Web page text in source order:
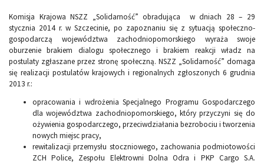
Komisja Krajowa NSZZ „Solidarność” obradująca w dniach 28 – 29
stycznia 2014 r. w Szczecinie, po zapoznaniu się z sytuacją społeczno-
gospodarczą województwa zachodniopomorskiego wyraża swoje
oburzenie brakiem dialogu społecznego i brakiem reakcji władz na
postulaty zgłaszane przez stronę społeczną. NSZZ „Solidarność” domaga
się realizacji postulatów krajowych i regionalnych zgłoszonych 6 grudnia
2013 r.:
opracowania i wdrożenia Specjalnego Programu Gospodarczego
dla województwa zachodniopomorskiego, który przyczyni się do
ożywienia gospodarczego, przeciwdziałania bezrobociu i tworzenia
nowych miejsc pracy,
rewitalizacji przemysłu stoczniowego, zachowania podmiotowości
ZCH Police, Zespołu Elektrowni Dolna Odra i PKP Cargo S.A.